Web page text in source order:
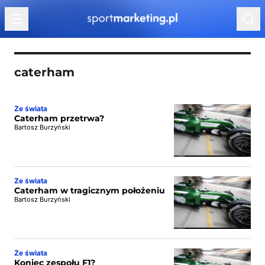
Przejdź do treści
caterham
Ze świata
Caterham przetrwa?
Bartosz Burzyński
Ze świata
Caterham w tragicznym położeniu
Bartosz Burzyński
Ze świata
Koniec zespołu F1?